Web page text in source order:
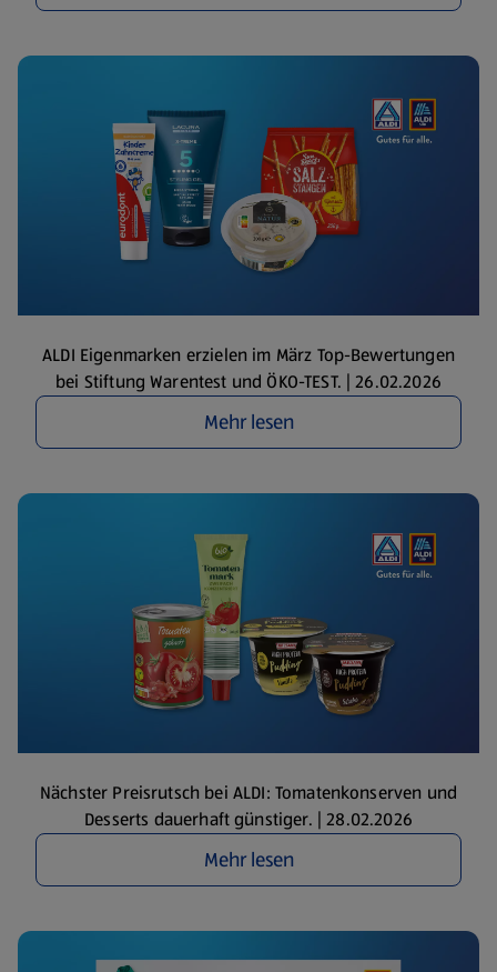
ALDI Eigenmarken erzielen im März Top-Bewertungen
bei Stiftung Warentest und ÖKO-TEST. | 26.02.2026
Mehr lesen
Nächster Preisrutsch bei ALDI: Tomatenkonserven und
Desserts dauerhaft günstiger. | 28.02.2026
Mehr lesen